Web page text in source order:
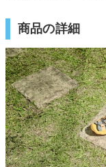
商品の詳細